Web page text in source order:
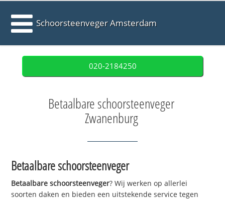
Schoorsteenveger Amsterdam
020-2184250
Betaalbare schoorsteenveger
Zwanenburg
Betaalbare schoorsteenveger
Betaalbare schoorsteenveger? Wij werken op allerlei
soorten daken en bieden een uitstekende service tegen